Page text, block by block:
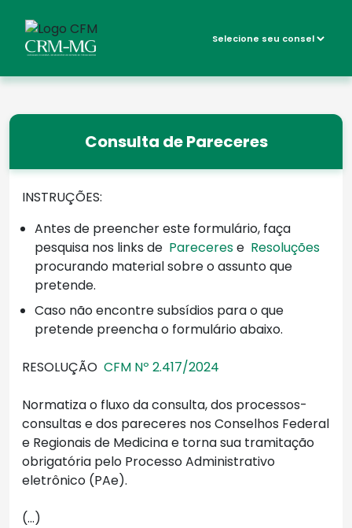
Consulta de Pareceres
INSTRUÇÕES:
Antes de preencher este formulário, faça
pesquisa nos links de Parecerese Resoluções
procurando material sobre o assunto que
pretende.
Caso não encontre subsídios para o que
pretende preencha o formulário abaixo.
RESOLUÇÃO CFM Nº 2.417/2024
Normatiza o fluxo da consulta, dos processos-
consultas e dos pareceres nos Conselhos Federal
e Regionais de Medicina e torna sua tramitação
obrigatória pelo Processo Administrativo
eletrônico (PAe).
(...)